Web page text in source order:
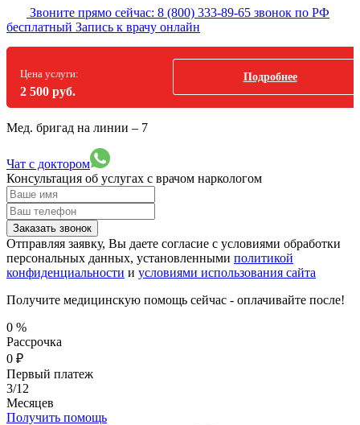
Звоните прямо сейчас: 8 (800) 333-89-65 звонок по РФ
бесплатный Запись к врачу онлайн
Цена услуги:
2 500 руб.
Подробнее
Мед. бригад на линии – 7
Чат с доктором
Консультация об услугах с врачом наркологом
Заказать звонок
Отправляя заявку, Вы даете согласие с условиями обработки
персональных данных, установленными политикой
конфиденциальности и условиями использования сайта
Получите медицинскую помощь сейчас - оплачивайте после!
0 %
Рассрочка
0 ₽
Первый платеж
3/12
Месяцев
Получить помощь